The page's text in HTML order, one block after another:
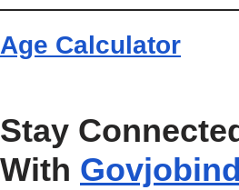
Age Calculator
Stay
With